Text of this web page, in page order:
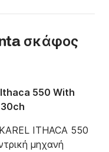
σκάφος
550 With
ITHACA 550
μηχανή